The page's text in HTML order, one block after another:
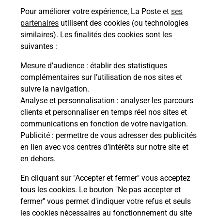
Pour améliorer votre expérience, La Poste et ses
partenaires utilisent des cookies (ou technologies
similaires). Les finalités des cookies sont les
suivantes :
Mesure d’audience : établir des statistiques
complémentaires sur l’utilisation de nos sites et
suivre la navigation.
Analyse et personnalisation : analyser les parcours
clients et personnaliser en temps réel nos sites et
communications en fonction de votre navigation.
Publicité : permettre de vous adresser des publicités
en lien avec vos centres d’intérêts sur notre site et
en dehors.
En cliquant sur "Accepter et fermer" vous acceptez
tous les cookies. Le bouton "Ne pas accepter et
fermer" vous permet d'indiquer votre refus et seuls
les cookies nécessaires au fonctionnement du site
et/ou à l’extérieur de votre domicile ? Découvrez
les offres téléalarme dans votre bureau de Poste à
PITHIVIERS.
En savoir plus
En savoir plus
Imprimer des documents
Vous cherchez à faire des impressions à
PITHIVIERS (45300) ? Retrouvez une imprimante
dans votre bureau de Poste.
Loiret PITHIVIERS